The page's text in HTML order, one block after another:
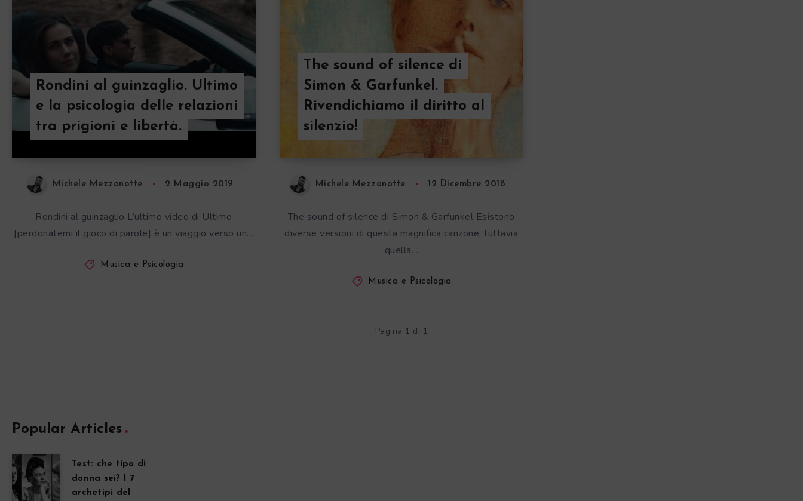
Rondini al guinzaglio. Ultimo
e la psicologia delle relazioni
tra prigioni e libertà.
Michele Mezzanotte 2 Maggio 2019
Rondini al guinzaglio L’ultimo video di Ultimo
[perdonatemi il gioco di parole] è un viaggio verso un…
Musica e Psicologia
The sound of silence di
Simon & Garfunkel.
Rivendichiamo il diritto al
silenzio!
Michele Mezzanotte 12 Dicembre 2018
The sound of silence di Simon & Garfunkel Esistono
diverse versioni di questa magnifica canzone, tuttavia
quella…
Musica e Psicologia
Pagina 1 di 1
Popular Articles
Test: che tipo di
donna sei? I 7
archetipi del